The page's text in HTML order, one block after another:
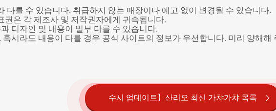
다를 수 있습니다. 취급하지 않는 매장이나 예고 없이 변경될 수 있습니다.
권은 각 제조사 및 저작권자에게 귀속됩니다.
디자인 및 내용이 일부 다를 수 있습니다.
시라도 내용이 다를 경우 공식 사이트의 정보가 우선합니다. 미리 양해해
수시 업데이트】산리오 최신 가챠가챠 목록